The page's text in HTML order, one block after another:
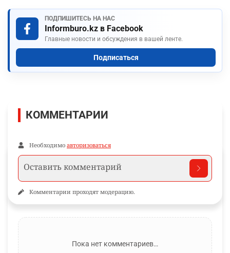
ПОДПИШИТЕСЬ НА НАС
Informburo.kz в Facebook
Главные новости и обсуждения в вашей ленте.
Подписаться
КОММЕНТАРИИ
Необходимо авторизоваться
Комментарии проходят модерацию.
Пока нет комментариев…